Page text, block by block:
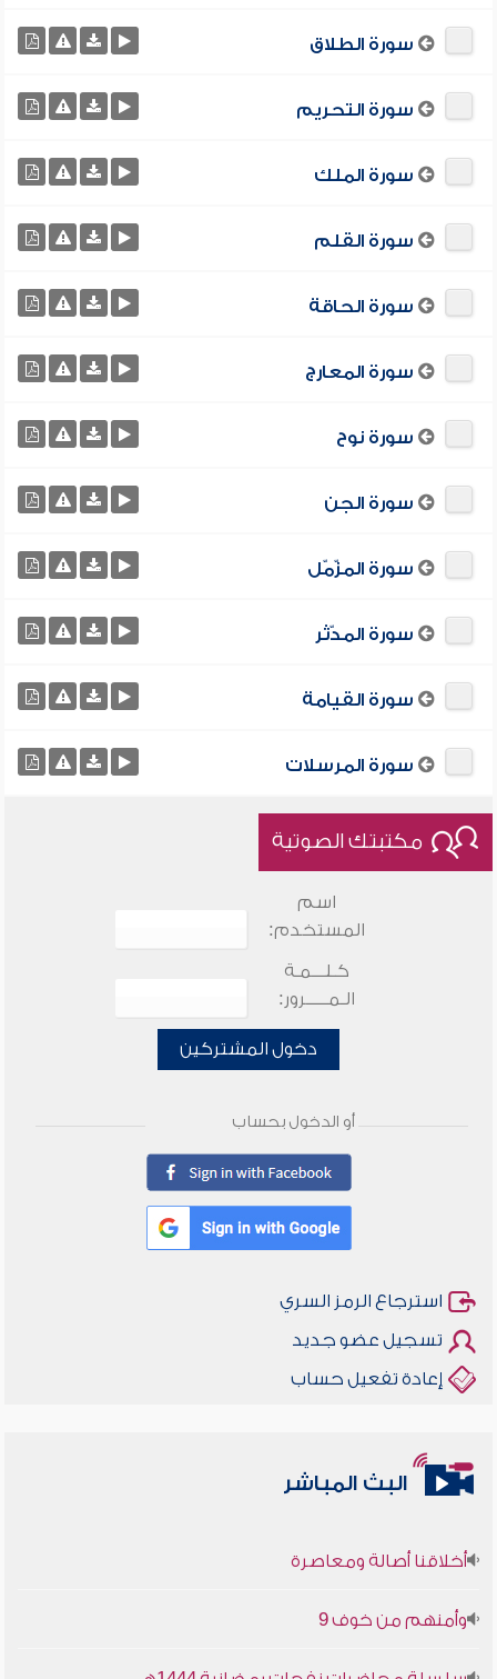
سورة الطلاق
سورة التحريم
سورة الملك
سورة القلم
سورة الحاقة
سورة المعارج
سورة نوح
سورة الجن
سورة المزّمّل
سورة المدّثر
سورة القيامة
سورة المرسلات
مكتبتك الصوتية
اسم
المستخدم:
كـلـــمـة
الـمـــــرور:
دخول المشتركين
أو الدخول بحساب
استرجاع الرمز السري
تسجيل عضو جديد
إعادة تفعيل حساب
البث المباشر
أخلاقنا أصالة ومعاصرة
وأمنهم من خوف 9